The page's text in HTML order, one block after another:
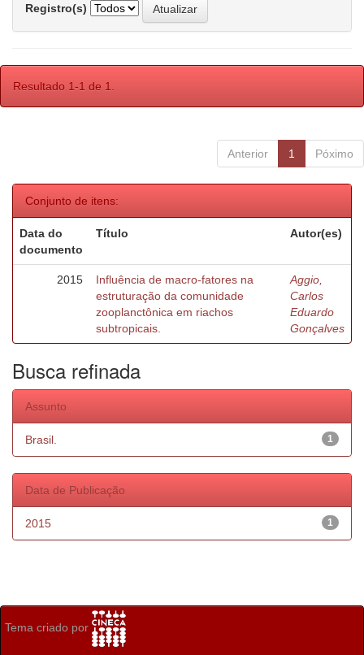
Registro(s)
Resultado 1-1 de 1.
Anterior 1 Póximo
Conjunto de itens:
Data do
documento
Título Autor(es)
2015
Influência de macro-fatores na
estruturação da comunidade
zooplanctônica em riachos
subtropicais.
Aggio,
Carlos
Eduardo
Gonçalves
Busca refinada
Assunto
1
Brasil.
Data de Publicação
1
2015
Tema criado por